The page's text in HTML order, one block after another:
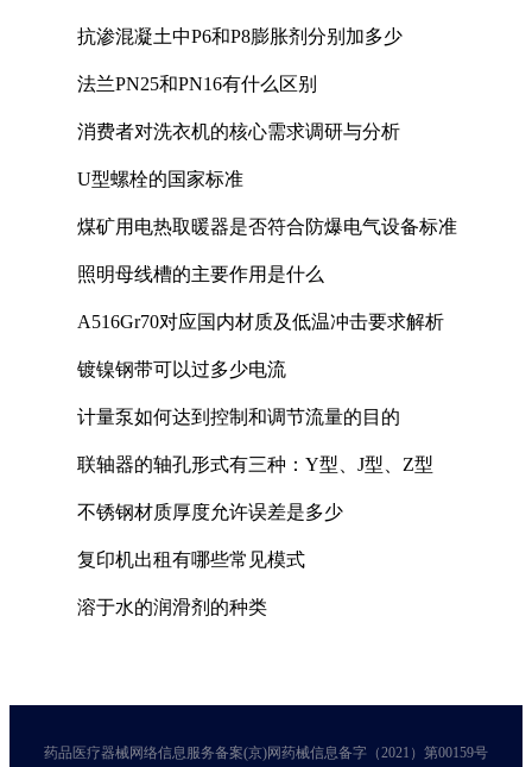
抗渗混凝土中P6和P8膨胀剂分别加多少
法兰PN25和PN16有什么区别
消费者对洗衣机的核心需求调研与分析
U型螺栓的国家标准
煤矿用电热取暖器是否符合防爆电气设备标准
照明母线槽的主要作用是什么
A516Gr70对应国内材质及低温冲击要求解析
镀镍钢带可以过多少电流
计量泵如何达到控制和调节流量的目的
联轴器的轴孔形式有三种：Y型、J型、Z型
不锈钢材质厚度允许误差是多少
复印机出租有哪些常见模式
溶于水的润滑剂的种类
药品医疗器械网络信息服务备案(京)网药械信息备字（2021）第00159号